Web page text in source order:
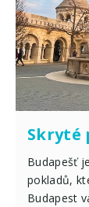
Skryté
Budapešť
pokladů,
Budapest